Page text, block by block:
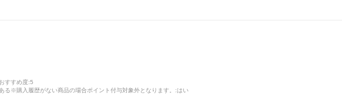
おすすめ度:5
る※購入履歴がない商品の場合ポイント付与対象外となります。 :はい